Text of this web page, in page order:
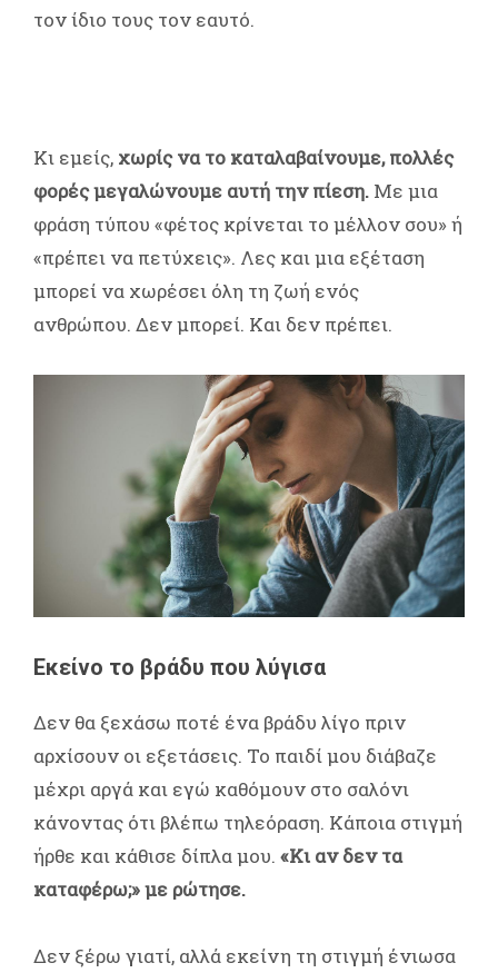
τον ίδιο τους τον εαυτό.
Κι εμείς, χωρίς να το καταλαβαίνουμε, πολλές
φορές μεγαλώνουμε αυτή την πίεση. Με μια
φράση τύπου «φέτος κρίνεται το μέλλον σου» ή
«πρέπει να πετύχεις». Λες και μια εξέταση
μπορεί να χωρέσει όλη τη ζωή ενός
ανθρώπου. Δεν μπορεί. Και δεν πρέπει.
Εκείνο το βράδυ που λύγισα
Δεν θα ξεχάσω ποτέ ένα βράδυ λίγο πριν
αρχίσουν οι εξετάσεις. Το παιδί μου διάβαζε
μέχρι αργά και εγώ καθόμουν στο σαλόνι
κάνοντας ότι βλέπω τηλεόραση. Κάποια στιγμή
ήρθε και κάθισε δίπλα μου. «Κι αν δεν τα
καταφέρω;» με ρώτησε.
Δεν ξέρω γιατί, αλλά εκείνη τη στιγμή ένιωσα